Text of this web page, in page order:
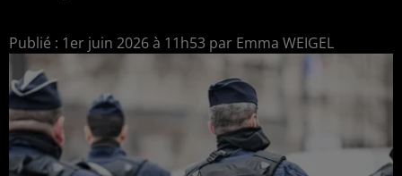
Publié : 1er juin 2026 à 11h53 par Emma WEIGEL